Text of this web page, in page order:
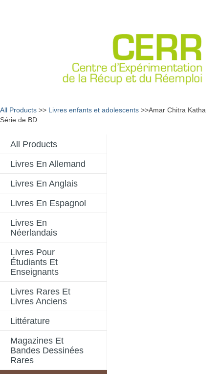
All Products >> Livres enfants et adolescents >>Amar Chitra Katha
Série de BD
All Products
Livres En Allemand
Livres En Anglais
Livres En Espagnol
Livres En
Néerlandais
Livres Pour
Étudiants Et
Enseignants
Livres Rares Et
Livres Anciens
Littérature
Magazines Et
Bandes Dessinées
Rares